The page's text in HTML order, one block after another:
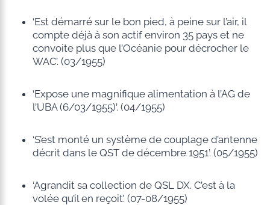
‘Est démarré sur le bon pied, à peine sur l’air, il
compte déjà à son actif environ 35 pays et ne
convoite plus que l’Océanie pour décrocher le
WAC’. (03/1955)
‘Expose une magnifique alimentation à l’AG de
l’UBA (6/03/1955)’. (04/1955)
‘S’est monté un système de couplage d’antenne
décrit dans le QST de décembre 1951’. (05/1955)
‘Agrandit sa collection de QSL DX. C’est à la
volée qu’il en reçoit’. (07-08/1955)